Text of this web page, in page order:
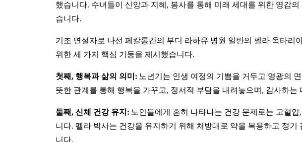
했습니다. 수녀들이 신앙과 지혜, 봉사를 통해 미래 세대를 위한 영감
습니다.
기조 연설자로 나선 페칼롱간의 부디 라하유 병원 일반의 펠라 옥타리
위한 세 가지 핵심 기둥을 제시했습니다.
첫째, 행복과 삶의 의미 : 노년기는 인생 여정의 기쁨을 거두고 영광의
뜻한 관계를 통해 행복을 가꾸고, 정서적 부담을 내려놓으며, 감사하는
둘째, 신체 건강 유지 : 노인들에게 흔히 나타나는 건강 문제로는 고혈
니다. 펠라 박사는 건강을 유지하기 위해 처방대로 약을 복용하고 정기